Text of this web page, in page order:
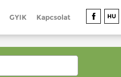
HU
GYIK Kapcsolat